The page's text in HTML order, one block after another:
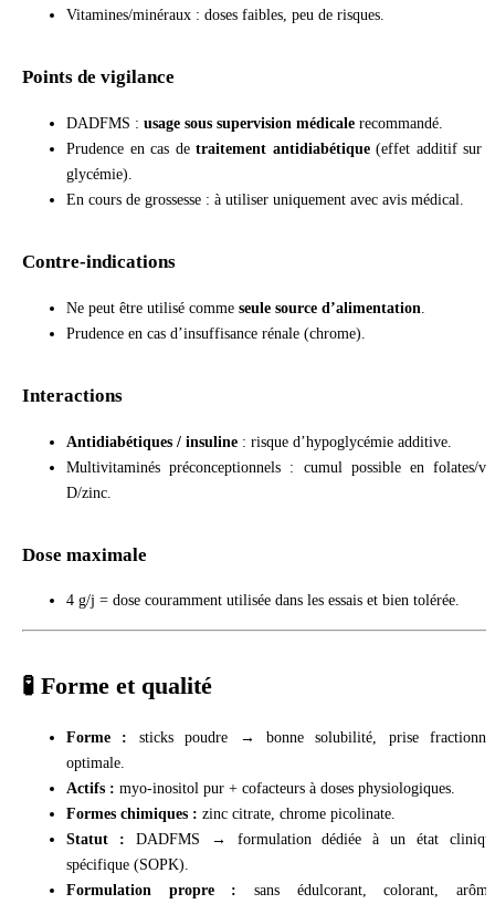
Vitamines/minéraux : doses faibles, peu de risques.
Points de vigilance
DADFMS : usage sous supervision médicale recommandé.
Prudence en cas detraitement antidiabétique(effet additif sur
glycémie).
En cours de grossesse : à utiliser uniquement avec avis médical.
Contre-indications
Ne peut être utilisé comme seule source d’alimentation
Prudence en cas d’insuffisance rénale (chrome).
Interactions
Antidiabétiques / insuline : risque d’hypoglycémie additive.
Multivitaminés préconceptionnels : cumul possible en folates/
D/zinc.
Dose maximale
4 g/j = dose couramment utilisée dans les essais et bien tolérée.
🧪 Forme et qualité
Forme : sticks poudre → bonne solubilité, prise
optimale.
Actifs : myo-inositol pur + cofacteurs à doses physiologiques.
Formes chimiques : zinc citrate, chrome picolinate.
Statut : DADFMS → formulation dédiée à un état
spécifique (SOPK).
Formulation propre : sans édulcorant, colorant,